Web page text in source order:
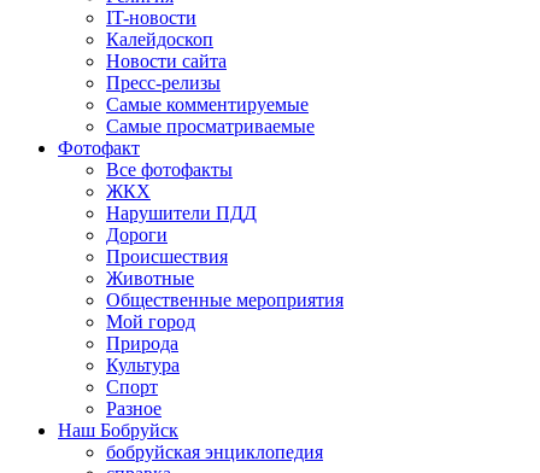
IT-новости
Калейдоскоп
Новости сайта
Пресс-релизы
Самые комментируемые
Самые просматриваемые
Фотофакт
Все фотофакты
ЖКХ
Нарушители ПДД
Дороги
Происшествия
Животные
Общественные мероприятия
Мой город
Природа
Культура
Спорт
Разное
Наш Бобруйск
бобруйская энциклопедия